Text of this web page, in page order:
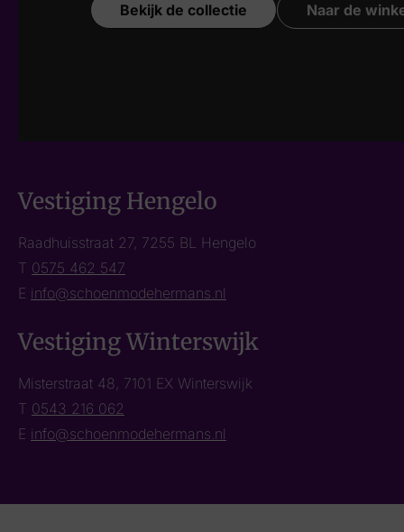
Bekijk de collectie Naar de
Vestiging Hengelo
Raadhuisstraat 27, 7255 BL Hengelo
T 0575 462 547
E info@schoenmodehermans.nl
Vestiging Winterswijk
Misterstraat 48, 7101 EX Winterswijk
T 0543 216 062
E info@schoenmodehermans.nl